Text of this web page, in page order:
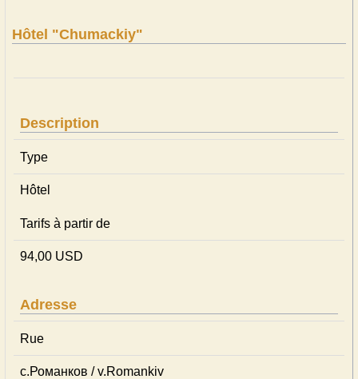
Hôtel "Chumackiy"
Description
Type
Hôtel
Tarifs à partir de
94,00 USD
Adresse
Rue
с.Романков / v.Romankiv